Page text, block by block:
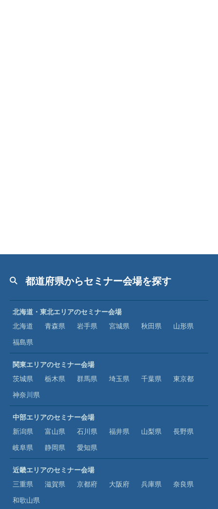
都道府県からセミナー会場を探す
北海道・東北エリアのセミナー会場
北海道
青森県 岩手県 宮城県 秋田県
山形県
福島県
関東エリアのセミナー会場
茨城県
栃木県 群馬県 埼玉県 千葉県
東京都
神奈川県
中部エリアのセミナー会場
新潟県
富山県 石川県 福井県 山梨県
長野県
岐阜県
静岡県 愛知県
近畿エリアのセミナー会場
三重県
滋賀県 京都府 大阪府 兵庫県
奈良県
和歌山県